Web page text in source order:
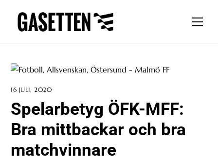
content
16 JULI, 2020
Spelarbetyg ÖFK-MFF:
Bra mittbackar och bra
matchvinnare